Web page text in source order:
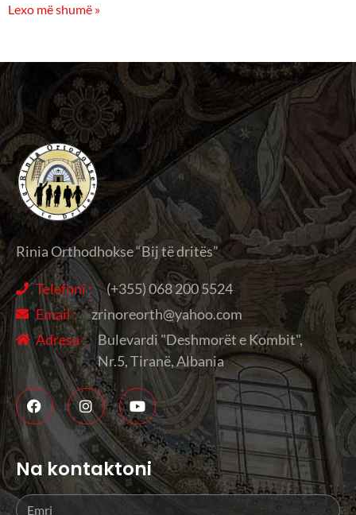
Lexo më shumë »
Rinia Orthodhokse “Bij të dritës”
Telefoni :
(+355) 068 200 5524
Email :
zrinoreorth@yahoo.com
Adresa :
Bulevardi "Deshmorët e Kombit",
Nr.5, Tiranë, Albania
Na kontaktoni